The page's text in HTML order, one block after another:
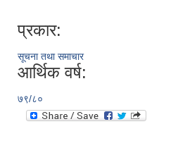
प्रकार:
सूचना तथा समाचार
आर्थिक वर्ष:
७९/८०